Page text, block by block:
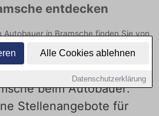
Alle Cookies ablehnen
Datenschutzerklärung
entdecken
Autobauer in Bramsche finden Sie von
Sie freie Optionen von Top-
Sie sich noch heute.
beim Autobauer:
Stellenangebote für